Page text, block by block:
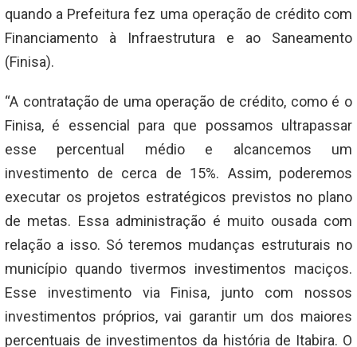
quando a Prefeitura fez uma operação de crédito com
Financiamento à Infraestrutura e ao Saneamento
(Finisa).
“A contratação de uma operação de crédito, como é o
Finisa, é essencial para que possamos ultrapassar
esse percentual médio e alcancemos um
investimento de cerca de 15%. Assim, poderemos
executar os projetos estratégicos previstos no plano
de metas. Essa administração é muito ousada com
relação a isso. Só teremos mudanças estruturais no
município quando tivermos investimentos maciços.
Esse investimento via Finisa, junto com nossos
investimentos próprios, vai garantir um dos maiores
percentuais de investimentos da história de Itabira. O